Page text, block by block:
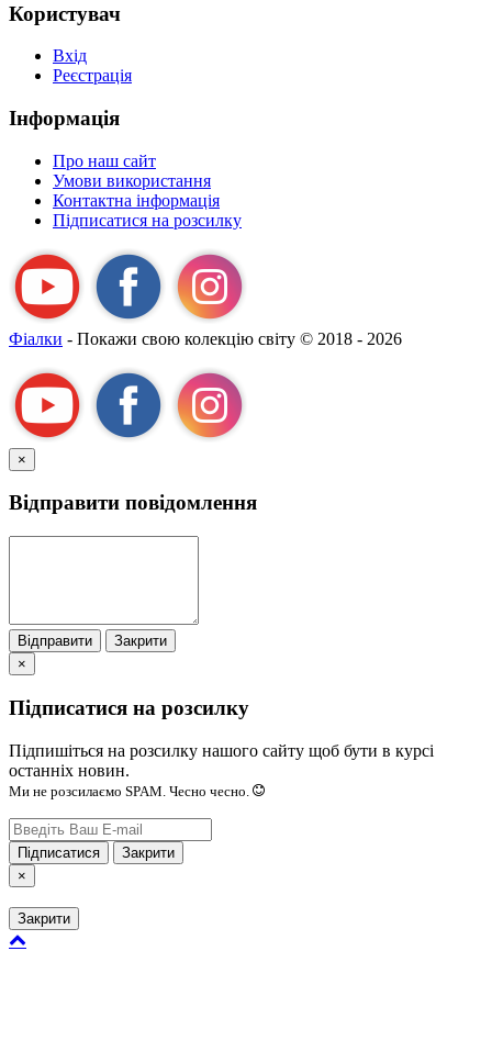
Давно
додані
За
назвою А-
Я
назвою Я-
Користувач
Вхід
Реєстрація
Інформація
Про наш сайт
Умови використання
Контактна інформація
Підписатися на розсилку
Фіалки - Покажи свою колекцію світу © 2018 - 2026
×
Відправити повідомлення
Відправити
Закрити
×
Підписатися на розсилку
Підпишіться на розсилку нашого сайту щоб бути в курсі
останніх новин.
Ми не розсилаємо SPAM. Чесно чесно.
Підписатися
Закрити
×
Закрити